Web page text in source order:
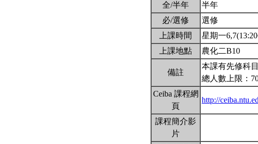
全/半年
半年
必/選修
選修
上課時間
星期一
上課地點
農化二B10
備註
本課有先修科
總人數上限：
Ceiba 課程網
頁
http://
課程簡介影
片